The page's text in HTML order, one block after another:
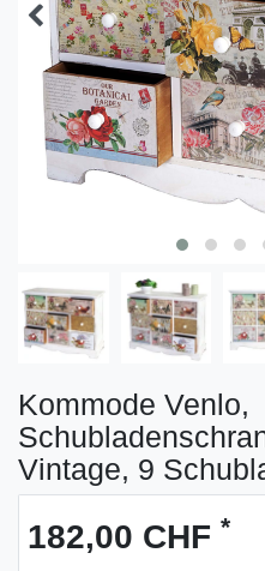
Kommode Venlo,
Vintage, 9
182,00 CHF *